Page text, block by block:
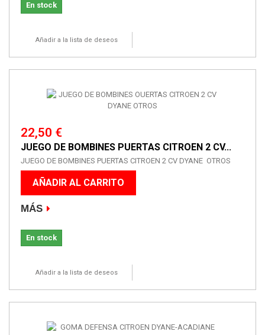
En stock
Añadir a la lista de deseos
22,50 €
JUEGO DE BOMBINES PUERTAS CITROEN 2 CV...
JUEGO DE BOMBINES PUERTAS CITROEN 2 CV DYANE OTROS
AÑADIR AL CARRITO
MÁS
En stock
Añadir a la lista de deseos